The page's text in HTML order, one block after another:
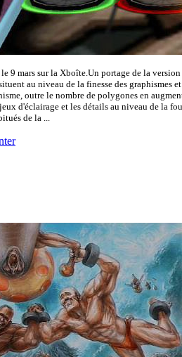
9 mars sur la Xboîte.Un portage de la
au niveau de la finesse des graphismes
outre le nombre de polygones en
d'éclairage et les détails au niveau de la
de la ...